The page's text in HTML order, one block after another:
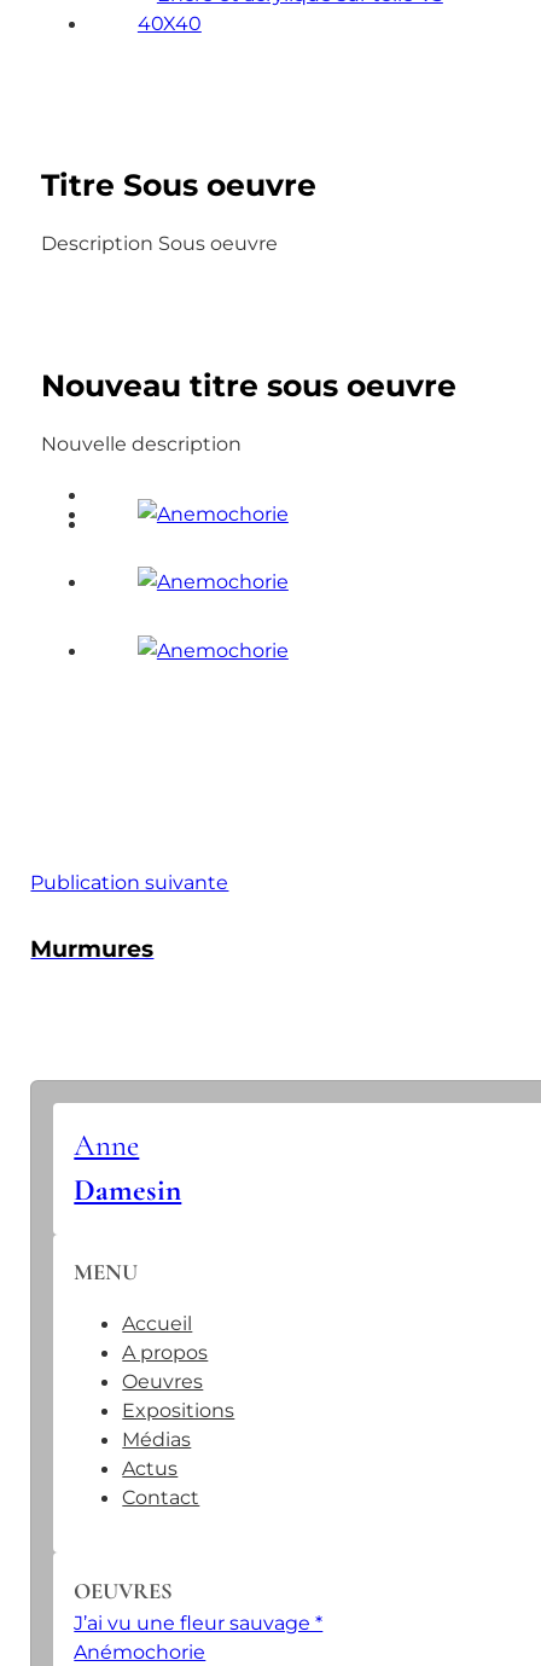
Titre Sous oeuvre
Description Sous oeuvre
Nouveau titre sous oeuvre
Nouvelle description
Publication suivante
Murmures
Anne
Damesin
MENU
Accueil
A propos
Oeuvres
Expositions
Médias
Actus
Contact
OEUVRES
J’ai vu une fleur sauvage *
Anémochorie